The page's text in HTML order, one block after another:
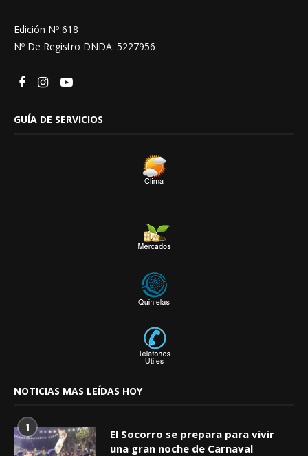
Edición Nº 618
Nº De Registro DNDA: 5227956
GUÍA DE SERVICIOS
NOTICIAS MAS LEÍDAS HOY
1
El Socorro se prepara para vivir
una gran noche de Carnaval